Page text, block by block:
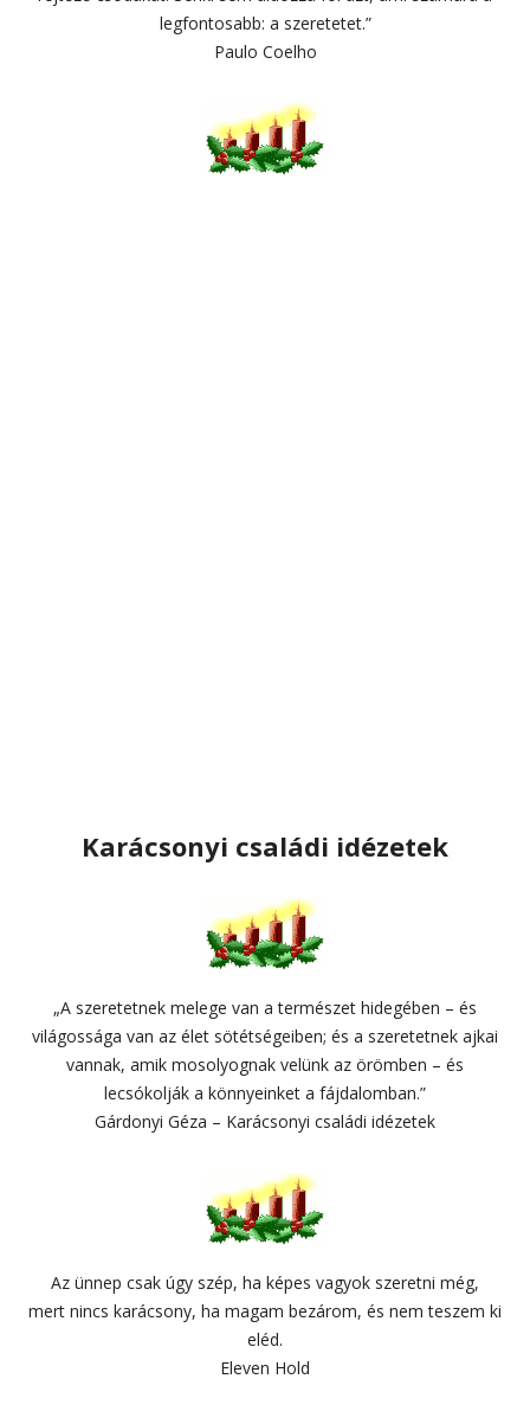
legfontosabb: a szeretetet.”
Paulo Coelho
Karácsonyi családi idézetek
„A szeretetnek melege van a természet hidegében – és
világossága van az élet sötétségeiben; és a szeretetnek ajkai
vannak, amik mosolyognak velünk az örömben – és
lecsókolják a könnyeinket a fájdalomban.”
Gárdonyi Géza – Karácsonyi családi idézetek
Az ünnep csak úgy szép, ha képes vagyok szeretni még,
mert nincs karácsony, ha magam bezárom, és nem teszem ki
eléd.
Eleven Hold